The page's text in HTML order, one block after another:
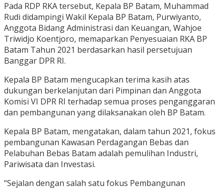
Pada RDP RKA tersebut, Kepala BP Batam, Muhammad
Rudi didampingi Wakil Kepala BP Batam, Purwiyanto,
Anggota Bidang Administrasi dan Keuangan, Wahjoe
Triwidjo Koentjoro, memaparkan Penyesuaian RKA BP
Batam Tahun 2021 berdasarkan hasil persetujuan
Banggar DPR RI.
Kepala BP Batam mengucapkan terima kasih atas
dukungan berkelanjutan dari Pimpinan dan Anggota
Komisi VI DPR RI terhadap semua proses penganggaran
dan pembangunan yang dilaksanakan oleh BP Batam.
Kepala BP Batam, mengatakan, dalam tahun 2021, fokus
pembangunan Kawasan Perdagangan Bebas dan
Pelabuhan Bebas Batam adalah pemulihan Industri,
Pariwisata dan Investasi.
“Sejalan dengan salah satu fokus Pembangunan